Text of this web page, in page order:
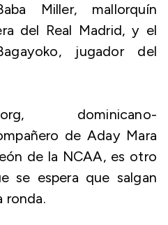
Miller, mallorquín
del Real Madrid, y el
jugador del
dominicano-
de Aday Mara
de la NCAA, es otro
se espera que salgan
ronda.